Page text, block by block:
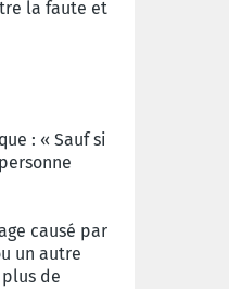
la faute et
: « Sauf si
causé par
un autre
de